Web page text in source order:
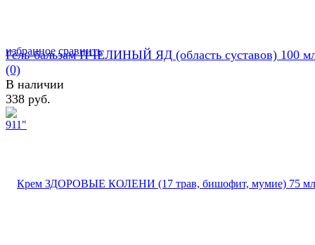
избранное сравнить
Гель-бальзам ПЧЕЛИНЫЙ ЯД (область суставов) 100
(0)
В наличии
338 руб.